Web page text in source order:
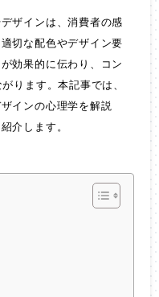
ザインは、消費者の感
切な配色やデザイン要
効果的に伝わり、コン
ります。本記事では、
インの心理学を解説
介します。